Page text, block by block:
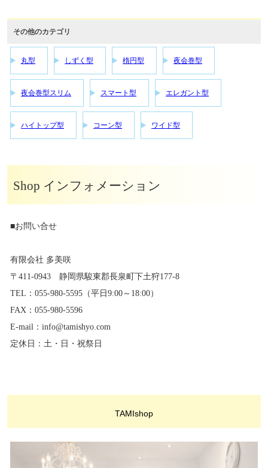
その他のカテゴリ
丸型 しずく型 楕円型 夜会巻型
夜会巻型スリム スマート型 エレガント型
ハイトップ型 コーン型 ワイド型
Shop インフォメーション
■お問い合せ
有限会社 多美咲
〒411-0943 静岡県駿東郡長泉町下土狩177-8
TEL：055-980-5595（平日9:00～18:00）
FAX：055-980-5596
E-mail：info@tamishyo.com
定休日：土・日・祝祭日
TAMIshop